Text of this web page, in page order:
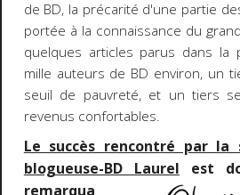
de BD, la précarité d'une partie
portée à la connaissance du
quelques articles parus dans la
mille auteurs de BD environ, un
seuil de pauvreté, et un tiers
revenus confortables.
Le succès rencontré par la
blogueuse-BD Laurel est
remarqua